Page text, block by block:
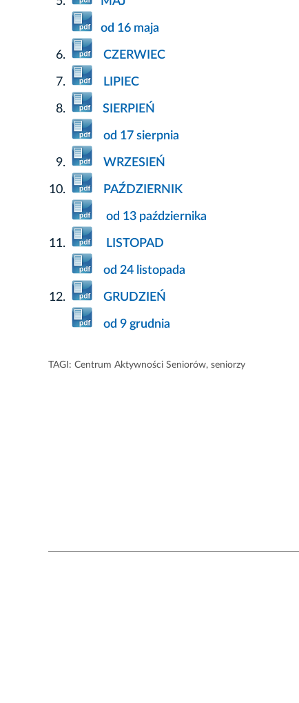
od 16 maja
CZERWIEC
LIPIEC
SIERPIEŃ
od 17 sierpnia
WRZESIEŃ
PAŹDZIERNIK
od 13 października
LISTOPAD
od 24 listopada
GRUDZIEŃ
od 9 grudnia
TAGI: Centrum Aktywności Seniorów, seniorzy